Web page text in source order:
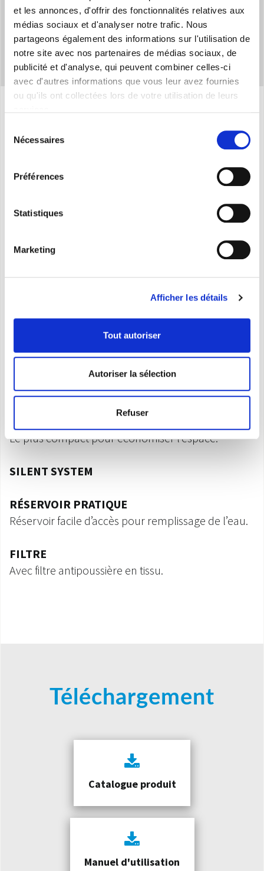
et les annonces, d'offrir des fonctionnalités relatives aux
médias sociaux et d'analyser notre trafic. Nous
partageons également des informations sur l'utilisation de
notre site avec nos partenaires de médias sociaux, de
publicité et d'analyse, qui peuvent combiner celles-ci
avec d'autres informations que vous leur avez fournies
ou qu'ils ont collectées lors de votre utilisation de leurs
Nécessaires
Préférences
Statistiques
Marketing
Afficher les détails
Tout autoriser
Autoriser la sélection
Refuser
Caracteristiques
Timer: 1,2,4 heures
Oscillation automatique horizontale
Fonction de protection de la pompe d’eau
Silent System
Fonctions
Le plus compact pour économiser l’espace.
SILENT SYSTEM
RÉSERVOIR PRATIQUE
Réservoir facile d’accès pour remplissage de l’eau.
FILTRE
Avec filtre antipoussière en tissu.
Téléchargement
Catalogue produit
Manuel d'utilisation